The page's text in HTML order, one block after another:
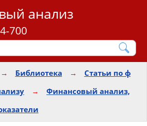
анализ
700
→ Библиотека →
Статьи по ф
→
Финансовый анализ,